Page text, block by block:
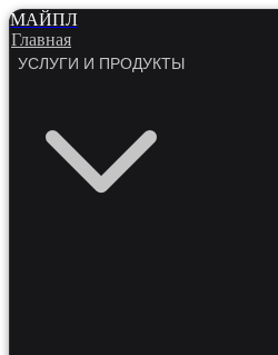
МАЙПЛ
Главная
УСЛУГИ И ПРОДУКТЫ